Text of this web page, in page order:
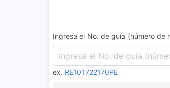
Ingresa el No. de guía (número de
ex. RE101722170PE